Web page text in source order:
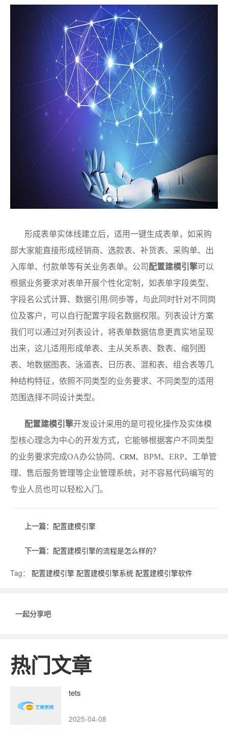
形成表单实体线建立后，适用一键生成表单，如采购
部大家能直接形成经销商、选款表、补货表、采购单、出
入库单、付款单等有关业务表单。公司 配置建模引擎可以
根据业务要求对表单开展个性化定制，如表单字段类型、
字段名公式计算、数据引用/同歩等，与此同时针对不同岗
位及客户，可以自行配置字段名数据权限。列表设计方案
我们可以通过对列表设计，将表单数据信息更真实地呈现
出来，这儿适用形成单表、主从关系表、数表、缩列图
表、地数据图表、泳道表、日历表、混和表、组合表等几
种结构特征，依照不同类型的业务要求、不同类型的适用
范围选择不同设计类型。
配置建模引擎开发设计采用的是可视化操作及实体模
型核心理念为中心的开发方式，它能够根据客户不同类型
的业务要求完成OA办公协同、 CRM、BPM、ERP、工单管
理、售后服务管理等企业管理系统，对不容易代码编写的
专业人员也可以轻松入门。
上一篇： 配置建模引擎
下一篇： 配置建模引擎的流程是怎么样的？
Tag： 配置建模引擎 配置建模引擎系统 配置建模引擎软件
一起分享吧
热门文章
tets
2025-04-08